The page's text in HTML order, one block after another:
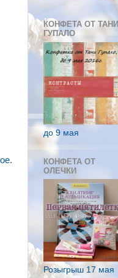
КОНФЕТА ОТ ТАНИ
ГУПАЛО
до 9 мая
КОНФЕТА ОТ
ОЛЕЧКИ
Розыгрыш 17 мая